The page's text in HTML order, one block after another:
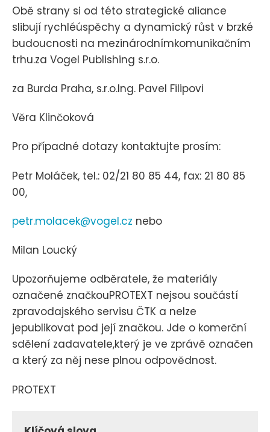
Obě strany si od této strategické aliance
slibují rychléúspěchy a dynamický růst v brzké
budoucnosti na mezinárodnímkomunikačním
trhu.za Vogel Publishing s.r.o.
za Burda Praha, s.r.o.Ing. Pavel Filipovi
Věra Klinčoková
Pro případné dotazy kontaktujte prosím:
Petr Moláček, tel.: 02/21 80 85 44, fax: 21 80 85
00,
petr.molacek@vogel.cz nebo
Milan Loucký
Upozorňujeme odběratele, že materiály
označené značkouPROTEXT nejsou součástí
zpravodajského servisu ČTK a nelze
jepublikovat pod její značkou. Jde o komerční
sdělení zadavatele,který je ve zprávě označen
a který za něj nese plnou odpovědnost.
PROTEXT